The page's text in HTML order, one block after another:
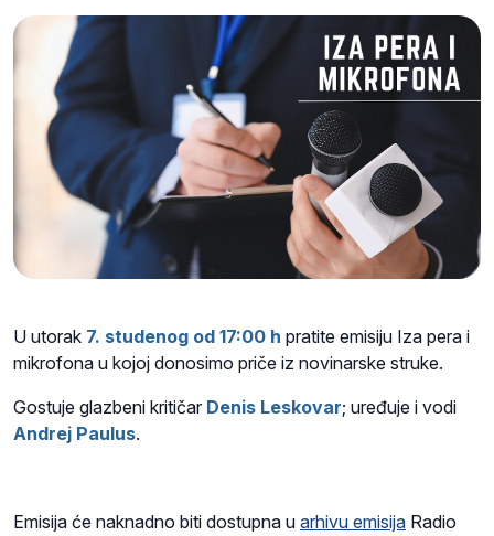
U utorak 7. studenog od 17:00 h pratite emisiju Iza pera i
mikrofona u kojoj donosimo priče iz novinarske struke.
Gostuje glazbeni kritičar Denis Leskovar; uređuje i vodi
Andrej Paulus.
Emisija će naknadno biti dostupna u arhivu emisija Radio